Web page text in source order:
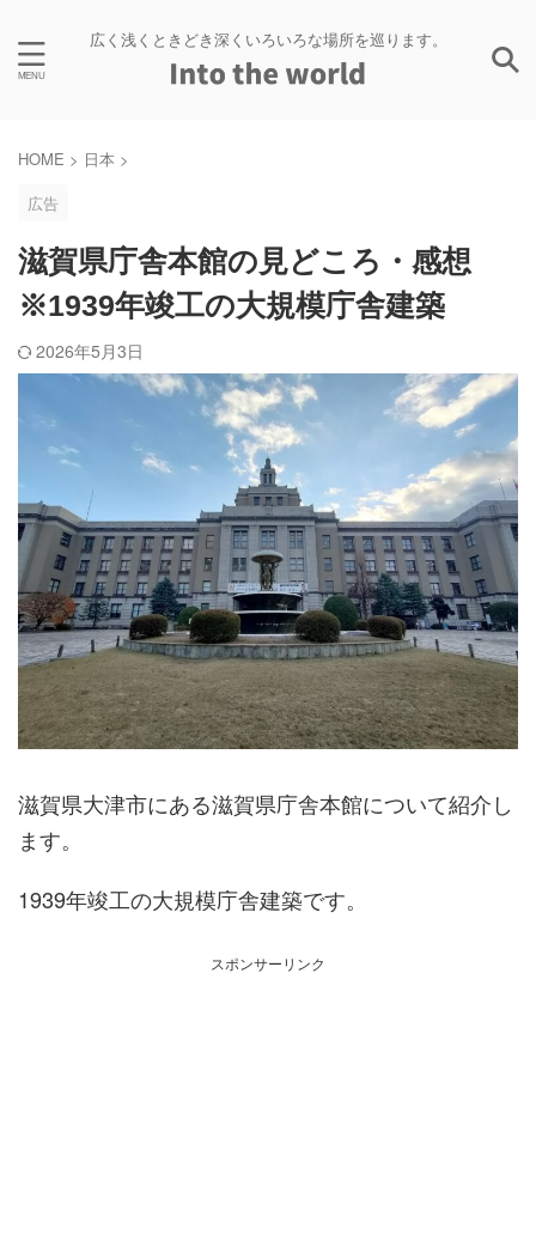
広く浅くときどき深くいろいろな場所を巡ります。
HOME > 日本 >
広告
滋賀県庁舎本館の見どころ・感想
※1939年竣工の大規模庁舎建築
2026年5月3日
滋賀県大津市にある滋賀県庁舎本館について紹介し
ます。
1939年竣工の大規模庁舎建築です。
スポンサーリンク